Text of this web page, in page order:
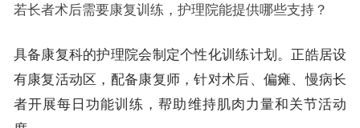
若长者术后需要康复训练，护理院能提供哪些支持？
具备康复科的护理院会制定个性化训练计划。正皓居设
有康复活动区，配备康复师，针对术后、偏瘫、慢病长
者开展每日功能训练，帮助维持肌肉力量和关节活动